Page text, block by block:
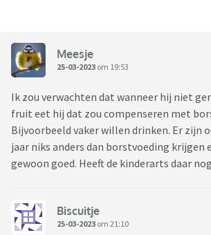
Meesje
25-03-2023 om 19:53
Ik zou verwachten dat wanneer hij niet
fruit eet hij dat zou compenseren met
Bijvoorbeeld vaker willen drinken. Er zijn
jaar niks anders dan borstvoeding krijgen
gewoon goed. Heeft de kinderarts daar
Biscuitje
25-03-2023 om 21:10